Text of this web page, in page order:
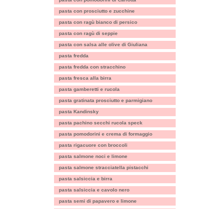
pasta con prosciutto e zucchine
pasta con ragù bianco di persico
pasta con ragù di seppie
pasta con salsa alle olive di Giuliana
pasta fredda
pasta fredda con stracchino
pasta fresca alla birra
pasta gamberetti e rucola
pasta gratinata prosciutto e parmigiano
pasta Kandinsky
pasta pachino secchi rucola speck
pasta pomodorini e crema di formaggio
pasta rigacuore con broccoli
pasta salmone noci e limone
pasta salmone stracciatella pistacchi
pasta salsiccia e birra
pasta salsiccia e cavolo nero
pasta semi di papavero e limone